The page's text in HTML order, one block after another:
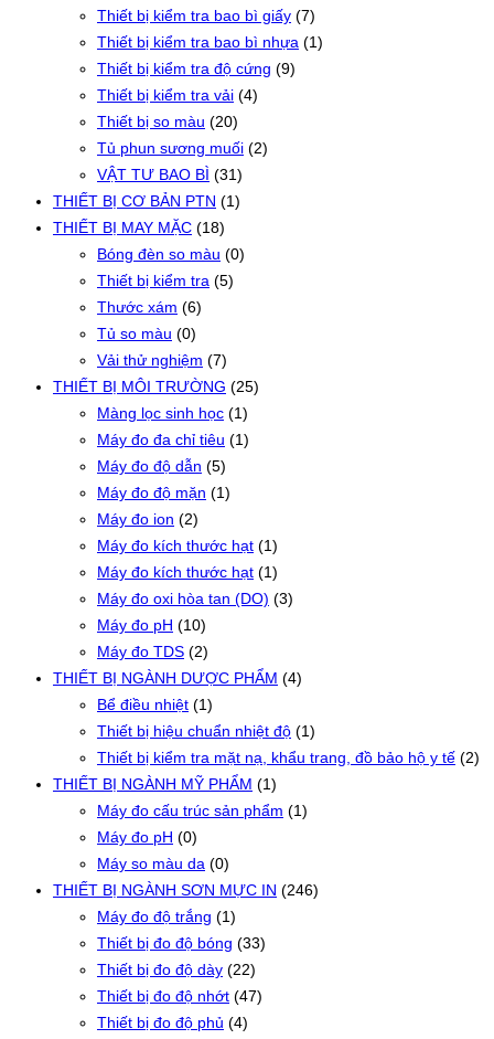
Thiết bị kiểm tra bao bì giấy (7)
Thiết bị kiểm tra bao bì nhựa (1)
Thiết bị kiểm tra độ cứng (9)
Thiết bị kiểm tra vải (4)
Thiết bị so màu (20)
Tủ phun sương muối (2)
VẬT TƯ BAO BÌ (31)
THIẾT BỊ CƠ BẢN PTN (1)
THIẾT BỊ MAY MẶC (18)
Bóng đèn so màu (0)
Thiết bị kiểm tra (5)
Thước xám (6)
Tủ so màu (0)
Vải thử nghiệm (7)
THIẾT BỊ MÔI TRƯỜNG (25)
Màng lọc sinh học (1)
Máy đo đa chỉ tiêu (1)
Máy đo độ dẫn (5)
Máy đo độ mặn (1)
Máy đo ion (2)
Máy đo kích thước hạt (1)
Máy đo kích thước hạt (1)
Máy đo oxi hòa tan (DO) (3)
Máy đo pH (10)
Máy đo TDS (2)
THIẾT BỊ NGÀNH DƯỢC PHẨM (4)
Bể điều nhiệt (1)
Thiết bị hiệu chuẩn nhiệt độ (1)
Thiết bị kiểm tra mặt nạ, khẩu trang, đồ bảo hộ y tế (2)
THIẾT BỊ NGÀNH MỸ PHẨM (1)
Máy đo cấu trúc sản phẩm (1)
Máy đo pH (0)
Máy so màu da (0)
THIẾT BỊ NGÀNH SƠN MỰC IN (246)
Máy đo độ trắng (1)
Thiết bị đo độ bóng (33)
Thiết bị đo độ dày (22)
Thiết bị đo độ nhớt (47)
Thiết bị đo độ phủ (4)